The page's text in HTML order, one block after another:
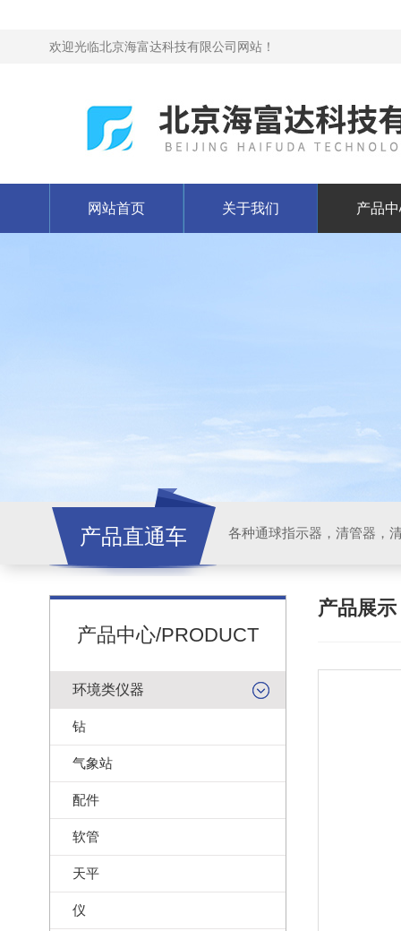
欢迎光临北京海富达科技有限公司网站！
网站首页 关于我们 产品
产品直通车 各种通球指示器，清管器，
产品中心/PRODUCT
环境类仪器
钻
气象站
配件
软管
天平
仪
产品展示